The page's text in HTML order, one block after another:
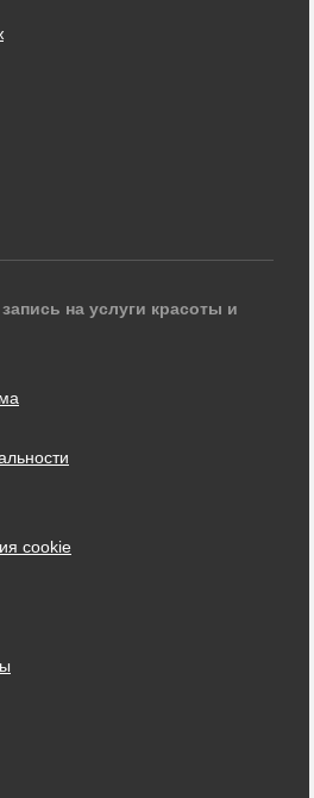
на услуги красоты и
cookie